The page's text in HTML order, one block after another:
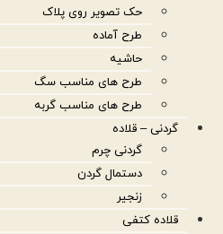
حک تصویر روی پلاک
طرح آماده
حاشیه
طرح های مناسب سگ
طرح های مناسب گربه
گردنی – قلاده
گردنی چرم
دستمال گردن
زنجیر
قلاده کتفی